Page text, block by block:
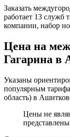
Заказать
работает 13 служб
компании, набор
Цена на
Гагарина в
Указаны
популярным
область) в
Цены не